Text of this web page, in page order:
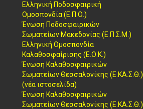
Ελληνική Ποδοσφαιρική
Ομοσπονδία (Ε.Π.Ο.)
Ένωση Ποδοσφαιρικών
Σωματείων Μακεδονίας (Ε.Π.Σ.Μ.)
Ελληνική Ομοσπονδία
Καλαθοσφαίρισης (Ε.Ο.Κ.)
Ένωση Καλαθοσφαιρικών
Σωματείων Θεσσαλονίκης (Ε.ΚΑ.Σ.Θ.)
(νέα ιστοσελίδα)
Ένωση Καλαθοσφαιρικών
Σωματείων Θεσσαλονίκης (Ε.ΚΑ.Σ.Θ.)